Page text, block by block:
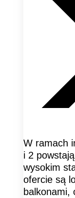
W ramach
i 2
wysokim
ofercie są
balkonami,